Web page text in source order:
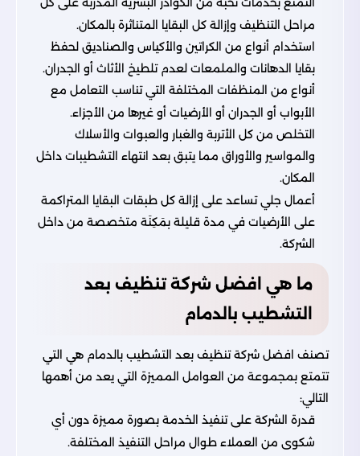
مراحل التنظيف وإزالة كل البقايا المتناثرة بالمكان.
استخدام أنواع من الكراتين والأكياس والصناديق لحفظ
بقايا الدهانات والملمعات لعدم تلطيخ الأثاث أو الجدران.
أنواع من المنظفات المختلفة التي تناسب التعامل مع
الأبواب أو الجدران أو الأرضيات أو غيرها من الأجزاء.
التخلص من كل الأتربة والغبار والعبوات والأسلاك
والمواسير والأوراق مما يتبق بعد انتهاء التشطيبات داخل
المكان.
أعمال جلي تساعد على إزالة كل طبقات البقايا المتراكمة
على الأرضيات في مدة قليلة بمَكِنَة متخصصة من داخل
الشركة.
ما هي افضل شركة تنظيف بعد
التشطيب بالدمام
تصنف افضل شركة تنظيف بعد التشطيب بالدمام هي التي
تتمتع بمجموعة من العوامل المميزة التي يعد من أهمها
التالي:
قدرة الشركة على تنفيذ الخدمة بصورة مميزة دون أي
شكوى من العملاء طوال مراحل التنفيذ المختلفة.